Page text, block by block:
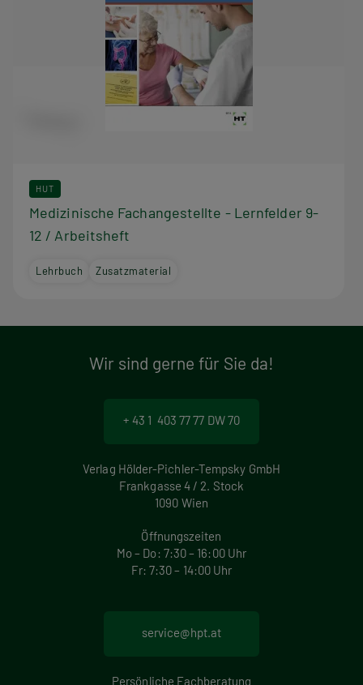
HUT
Medizinische Fachangestellte - Lernfelder 9-
12 / Arbeitsheft
Lehrbuch Zusatzmaterial
Wir sind gerne für Sie da!
+ 43 1 403 77 77 DW 70
Verlag Hölder-Pichler-Tempsky GmbH
Frankgasse 4 / 2. Stock
1090 Wien
Öffnungszeiten
Mo – Do: 7:30 – 16:00 Uhr
Fr: 7:30 – 14:00 Uhr
service@hpt.at
Persönliche Fachberatung